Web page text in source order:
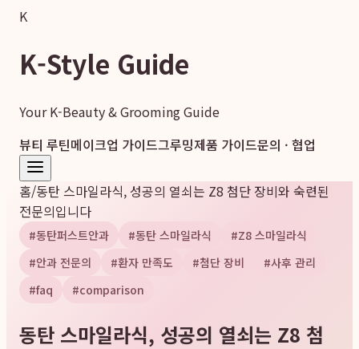
K
K-Style Guide
Your K-Beauty & Grooming Guide
뷰티 루틴메이크업 가이드그루밍제품 가이드문의 · 협업
홈/동탄 스마일라식, 성공의 열쇠는 Z8 첨단 장비와 숙련된
전문의입니다
#동탄퍼스트안과 #동탄 스마일라식 #Z8 스마일라식
#안과 전문의 #환자 만족도 #첨단 장비 #사후 관리
#faq #comparison
동탄 스마일라식, 성공의 열쇠는 Z8 첨